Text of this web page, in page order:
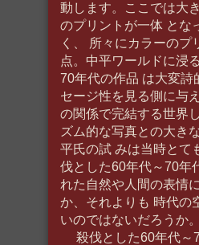
動します。ここでは大
のプリントが一体 とな
く、 所々にカラーの
点。中平ワールドに浸
70年代の作品 は大変詩
セージ性を見る側に与
の関係で完結する世界
ズム的な写真との大き
平氏の試 みは当時と
伐とした60年代～70年
れた自然や人間の表情
か、それよりも 時代の
いのではないだろうか。
殺伐とした60年代～